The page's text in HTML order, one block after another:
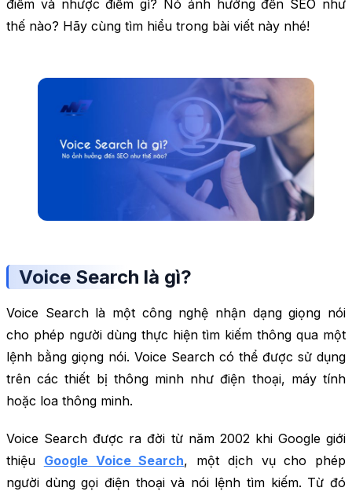
điểm và nhược điểm gì? Nó ảnh hưởng đến SEO như
thế nào? Hãy cùng tìm hiểu trong bài viết này nhé!
Voice Search là gì?
Voice Search là một công nghệ nhận dạng giọng nói
cho phép người dùng thực hiện tìm kiếm thông qua một
lệnh bằng giọng nói. Voice Search có thể được sử dụng
trên các thiết bị thông minh như điện thoại, máy tính
hoặc loa thông minh.
Voice Search được ra đời từ năm 2002 khi Google giới
thiệu Google Voice Search, một dịch vụ cho phép
người dùng gọi điện thoại và nói lệnh tìm kiếm. Từ đó